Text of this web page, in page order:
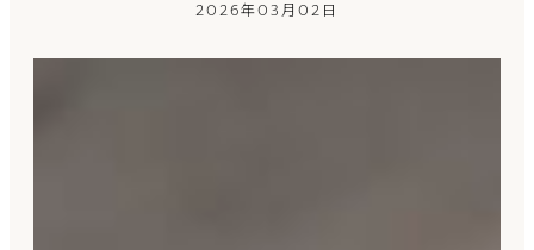
ー
2026年03月02日